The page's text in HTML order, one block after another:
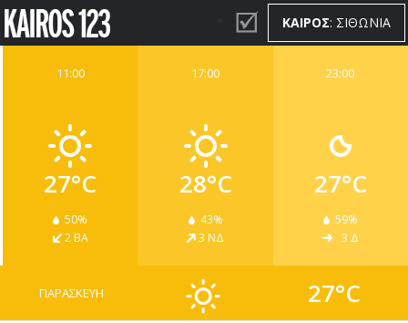
ΚΑΙΡΟΣ: ΣΙΘΩΝΙΑ
23:00
27°C
59%
3 Δ
17:00
28°C
43%
3 ΝΔ
11:00
27°C
50%
2 ΒΑ
ΠΑΡΑΣΚΕΥΗ 27°C